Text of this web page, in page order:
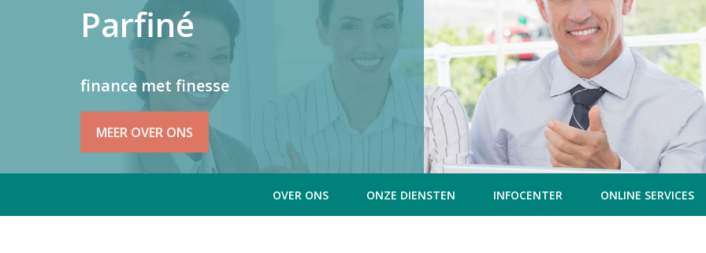
Parfiné
finance met finesse
MEER OVER ONS
OVER ONS ONZE DIENSTEN INFOCENTER ONLINE SERVICES